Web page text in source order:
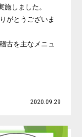
しました。
がとうございま
古を主なメニュ
2020.09.29